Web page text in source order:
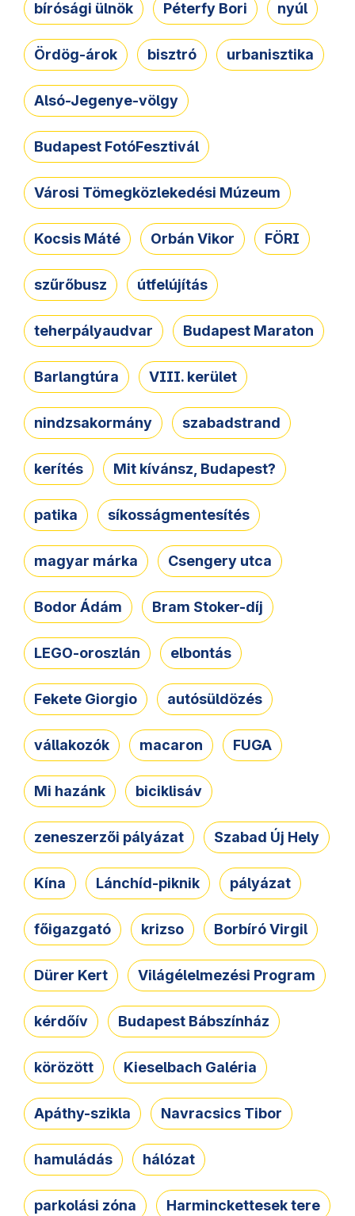
bírósági ülnök Péterfy Bori nyúl
Ördög-árok bisztró urbanisztika
Alsó-Jegenye-völgy
Budapest FotóFesztivál
Városi Tömegközlekedési Múzeum
Kocsis Máté Orbán Vikor FÖRI
szűrőbusz útfelújítás
teherpályaudvar Budapest Maraton
Barlangtúra VIII. kerület
nindzsakormány szabadstrand
kerítés Mit kívánsz, Budapest?
patika síkosságmentesítés
magyar márka Csengery utca
Bodor Ádám Bram Stoker-díj
LEGO-oroszlán elbontás
Fekete Giorgio autósüldözés
vállakozók macaron FUGA
Mi hazánk biciklisáv
zeneszerzői pályázat Szabad Új Hely
Kína Lánchíd-piknik pályázat
főigazgató krizso Borbíró Virgil
Dürer Kert Világélelmezési Program
kérdőív Budapest Bábszínház
körözött Kieselbach Galéria
Apáthy-szikla Navracsics Tibor
hamuládás hálózat
parkolási zóna Harminckettesek tere